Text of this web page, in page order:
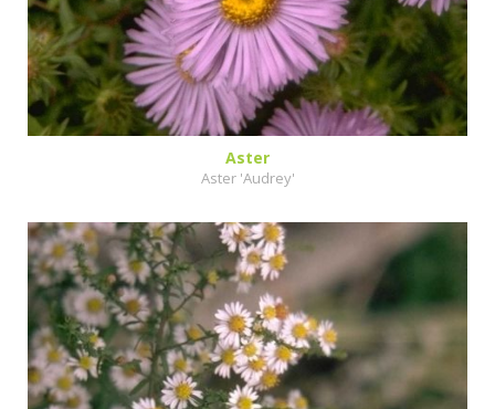
Aster
Aster 'Audrey'